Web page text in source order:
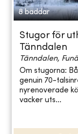
8 bäddar
Stugor för
Tänndalen
Tänndalen,
Om stugorna:
genuin 70-
nyrenoverade
vacker uts...